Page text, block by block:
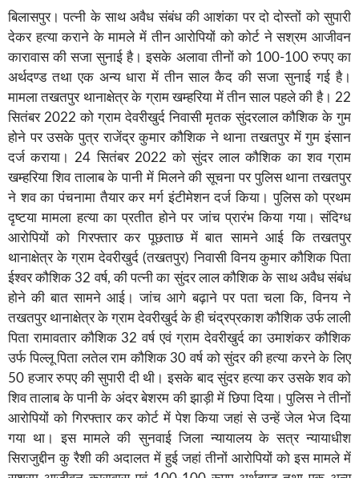
बिलासपुर। पत्नी के साथ अवैध संबंध की आशंका पर दो दोस्तों को सुपारी
देकर हत्या कराने के मामले में तीन आरोपियों को कोर्ट ने सश्रम आजीवन
कारावास की सजा सुनाई है। इसके अलावा तीनों को 100-100 रुपए का
अर्थदण्ड तथा एक अन्य धारा में तीन साल कैद की सजा सुनाई गई है।
मामला तखतपुर थानाक्षेत्र के ग्राम खम्हरिया में तीन साल पहले की है। 22
सितंबर 2022 को ग्राम देवरीखुर्द निवासी मृतक सुंदरलाल कौशिक के गुम
होने पर उसके पुत्र राजेंद्र कुमार कौशिक ने थाना तखतपुर में गुम इंसान
दर्ज कराया। 24 सितंबर 2022 को सुंदर लाल कौशिक का शव ग्राम
खम्हरिया शिव तालाब के पानी में मिलने की सूचना पर पुलिस थाना तखतपुर
ने शव का पंचनामा तैयार कर मर्ग इंटीमेशन दर्ज किया। पुलिस को प्रथम
दृष्टया मामला हत्या का प्रतीत होने पर जांच प्रारंभ किया गया। संदिग्ध
आरोपियों को गिरफ्तार कर पूछताछ में बात सामने आई कि तखतपुर
थानाक्षेत्र के ग्राम देवरीखुर्द (तखतपुर) निवासी विनय कुमार कौशिक पिता
ईश्वर कौशिक 32 वर्ष, की पत्नी का सुंदर लाल कौशिक के साथ अवैध संबंध
होने की बात सामने आई। जांच आगे बढ़ाने पर पता चला कि, विनय ने
तखतपुर थानाक्षेत्र के ग्राम देवरीखुर्द के ही चंद्रप्रकाश कौशिक उर्फ लाली
पिता रामावतार कौशिक 32 वर्ष एवं ग्राम देवरीखुर्द का उमाशंकर कौशिक
उर्फ पिल्लू पिता लतेल राम कौशिक 30 वर्ष को सुंदर की हत्या करने के लिए
50 हजार रुपए की सुपारी दी थी। इसके बाद सुंदर हत्या कर उसके शव को
शिव तालाब के पानी के अंदर बेशरम की झाड़ी में छिपा दिया। पुलिस ने तीनों
आरोपियों को गिरफ्तार कर कोर्ट में पेश किया जहां से उन्हें जेल भेज दिया
गया था। इस मामले की सुनवाई जिला न्यायालय के सत्र न्यायाधीश
सिराजुद्दीन कु रैशी की अदालत में हुई जहां तीनों आरोपियों को इस मामले में